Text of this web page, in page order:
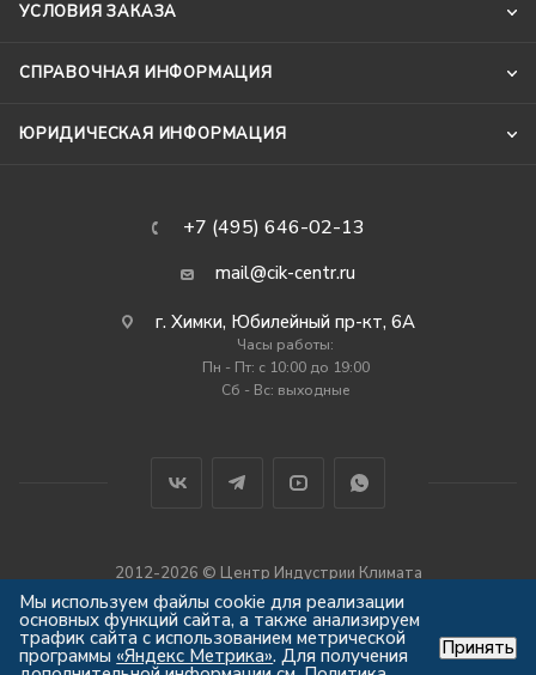
УСЛОВИЯ ЗАКАЗА
СПРАВОЧНАЯ ИНФОРМАЦИЯ
ЮРИДИЧЕСКАЯ ИНФОРМАЦИЯ
+7 (495) 646-02-13
mail@cik-centr.ru
г. Химки, Юбилейный пр-кт, 6А
Часы работы:
Пн - Пт: c 10:00 до 19:00
Сб - Вс: выходные
2012-2026 © Центр Индустрии Климата
Все права защищены
Мы используем файлы cookie для реализации
основных функций сайта, а также анализируем
трафик сайта с использованием метрической
программы «Яндекс Метрика». Для получения Принять